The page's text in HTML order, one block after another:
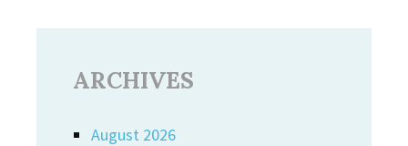
ARCHIVES
August 2026